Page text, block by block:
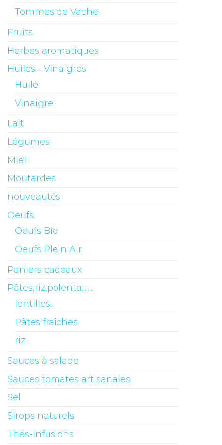
Tommes de Vache
Fruits
Herbes aromatiques
Huiles - Vinaigres
Huile
Vinaigre
Lait
Légumes
Miel
Moutardes
nouveautés
Oeufs
Oeufs Bio
Oeufs Plein Air
Paniers cadeaux
Pâtes,riz,polenta........
lentilles..
Pâtes fraîches
riz
Sauces à salade
Sauces tomates artisanales
Sel
Sirops naturels
Thés-Infusions